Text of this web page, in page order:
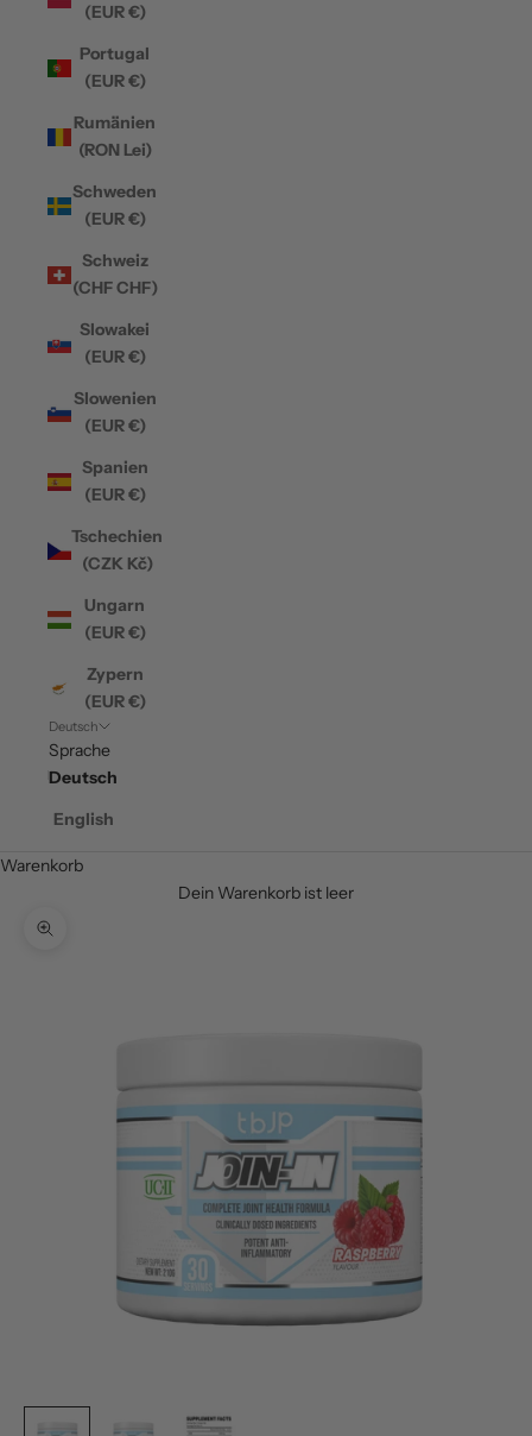
(EUR €)
Portugal
(EUR €)
Rumänien
(RON Lei)
Schweden
(EUR €)
Schweiz
(CHF CHF)
Slowakei
(EUR €)
Slowenien
(EUR €)
Spanien
(EUR €)
Tschechien
(CZK Kč)
Ungarn
(EUR €)
Zypern
(EUR €)
Deutsch
Sprache
Deutsch
English
Warenkorb
Dein Warenkorb ist leer
Bild vergrößern